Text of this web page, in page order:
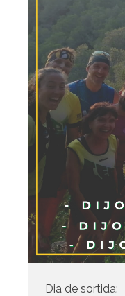
Dia de sortida: